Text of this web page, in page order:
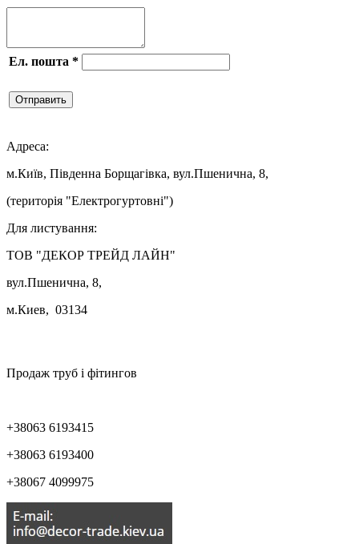
Ел. пошта *
Отправить
Адреса:
м.Київ, Південна Борщагівка, вул.Пшенична, 8,
(територія "Електрогуртовні")
Для листування:
ТОВ "ДЕКОР ТРЕЙД ЛАЙН"
вул.Пшенична, 8,
м.Киев, 03134
Продаж труб і фітингов
+38063 6193415
+38063 6193400
+38067 4099975